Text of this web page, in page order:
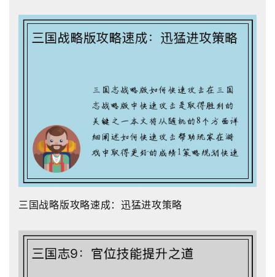
三国战略版攻略速成：迅猛进攻策略